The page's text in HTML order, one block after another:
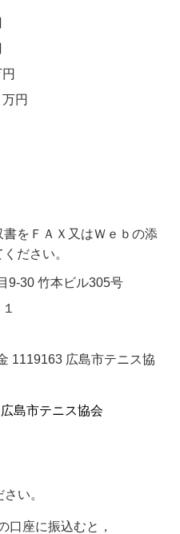
円
をＦＡＸ又はＷｅｂの添
ださい。
9-30 竹本ビル305号
1119163 広島市テニス協
島市テニス協会
い。
口座に振込むと，